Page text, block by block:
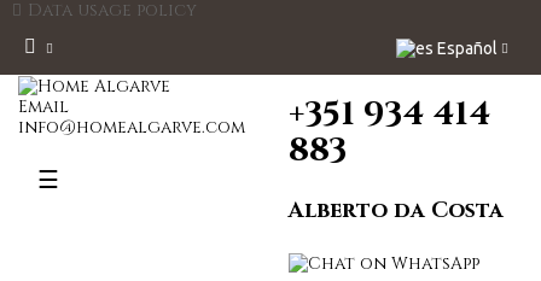
Data usage policy
Español
Email
info@homealgarve.com
Navegación
☰
+351 934 414
883
Alberto da Costa